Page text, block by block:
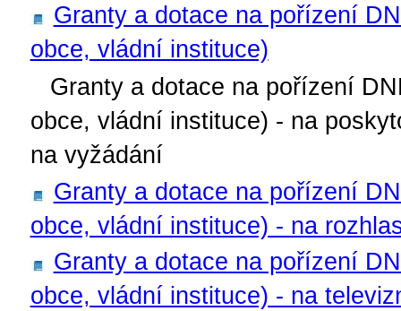
Granty a dotace na pořízení
obce, vládní instituce)
Granty a dotace na pořízení
obce, vládní instituce) - na
na vyžádání
Granty a dotace na pořízení
obce, vládní instituce) - na
Granty a dotace na pořízení
obce, vládní instituce) - na